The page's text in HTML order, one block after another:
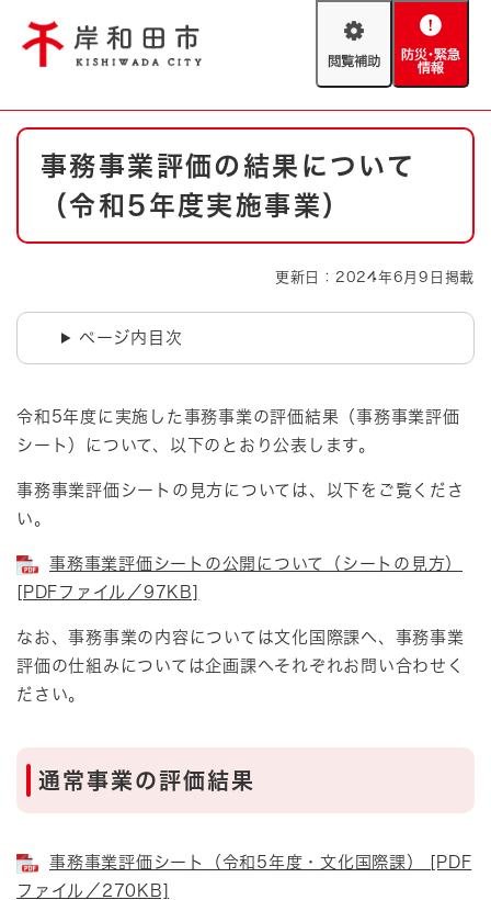
閲
助
防
緊
情
やさしい日本語
防災・緊急情報 救急・消防
ハザードマップ AED設置箇所
本
事務事業評価の結果について
（令和5年度実施事業）
更新日：2024年6月9日掲載
ページ内目次
令和5年度に実施した事務事業の評価結果（事務事業評価
シート）について、以下のとおり公表します。
事務事業評価シートの見方については、以下をご覧くださ
い。
事務事業評価シートの公開について（シートの見方）
[PDFファイル／97KB]
なお、事務事業の内容については文化国際課へ、事務事業
評価の仕組みについては企画課へそれぞれお問い合わせく
ださい。
通常事業の評価結果
事務事業評価シート（令和5年度・文化国際課） [PDF
ファイル／270KB]